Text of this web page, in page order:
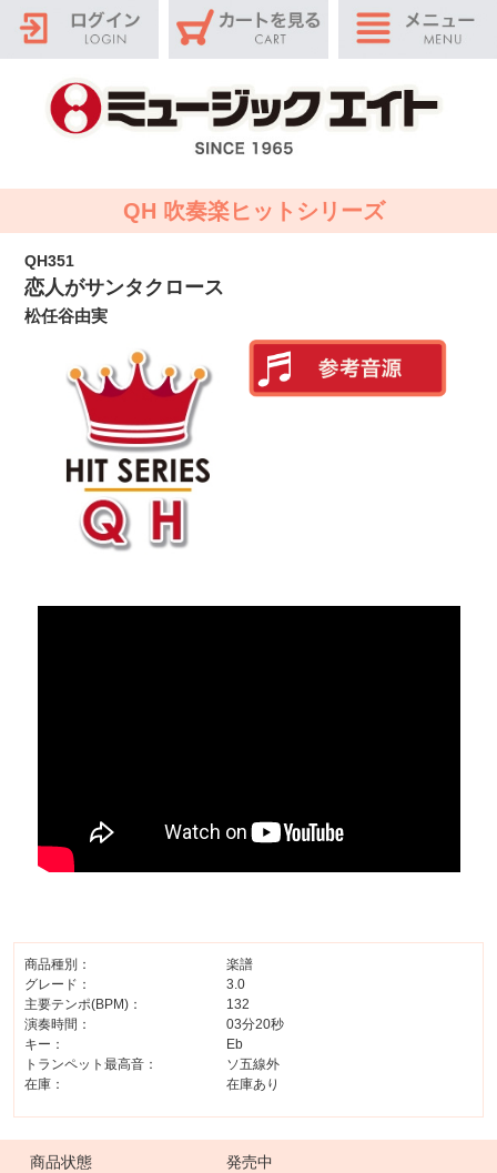
QH 吹奏楽ヒットシリーズ
QH351
恋人がサンタクロース
松任谷由実
商品種別：
楽譜
グレード：
3.0
主要テンポ(BPM)：
132
演奏時間：
03分20秒
キー：
Eb
トランペット最高音：
ソ五線外
在庫：
在庫あり
商品状態
発売中